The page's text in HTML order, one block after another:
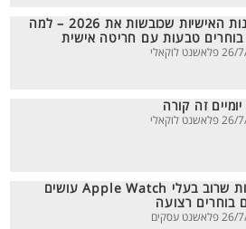
המתנות האישיות שכובשות את 2026 – למה
בוחרים טבעות עם חריטה אישית
לוקאלי
זה קורה
לוקאלי
הטעות שרוב בעלי Apple Watch עושים
בוחרים רצועה
עסקים